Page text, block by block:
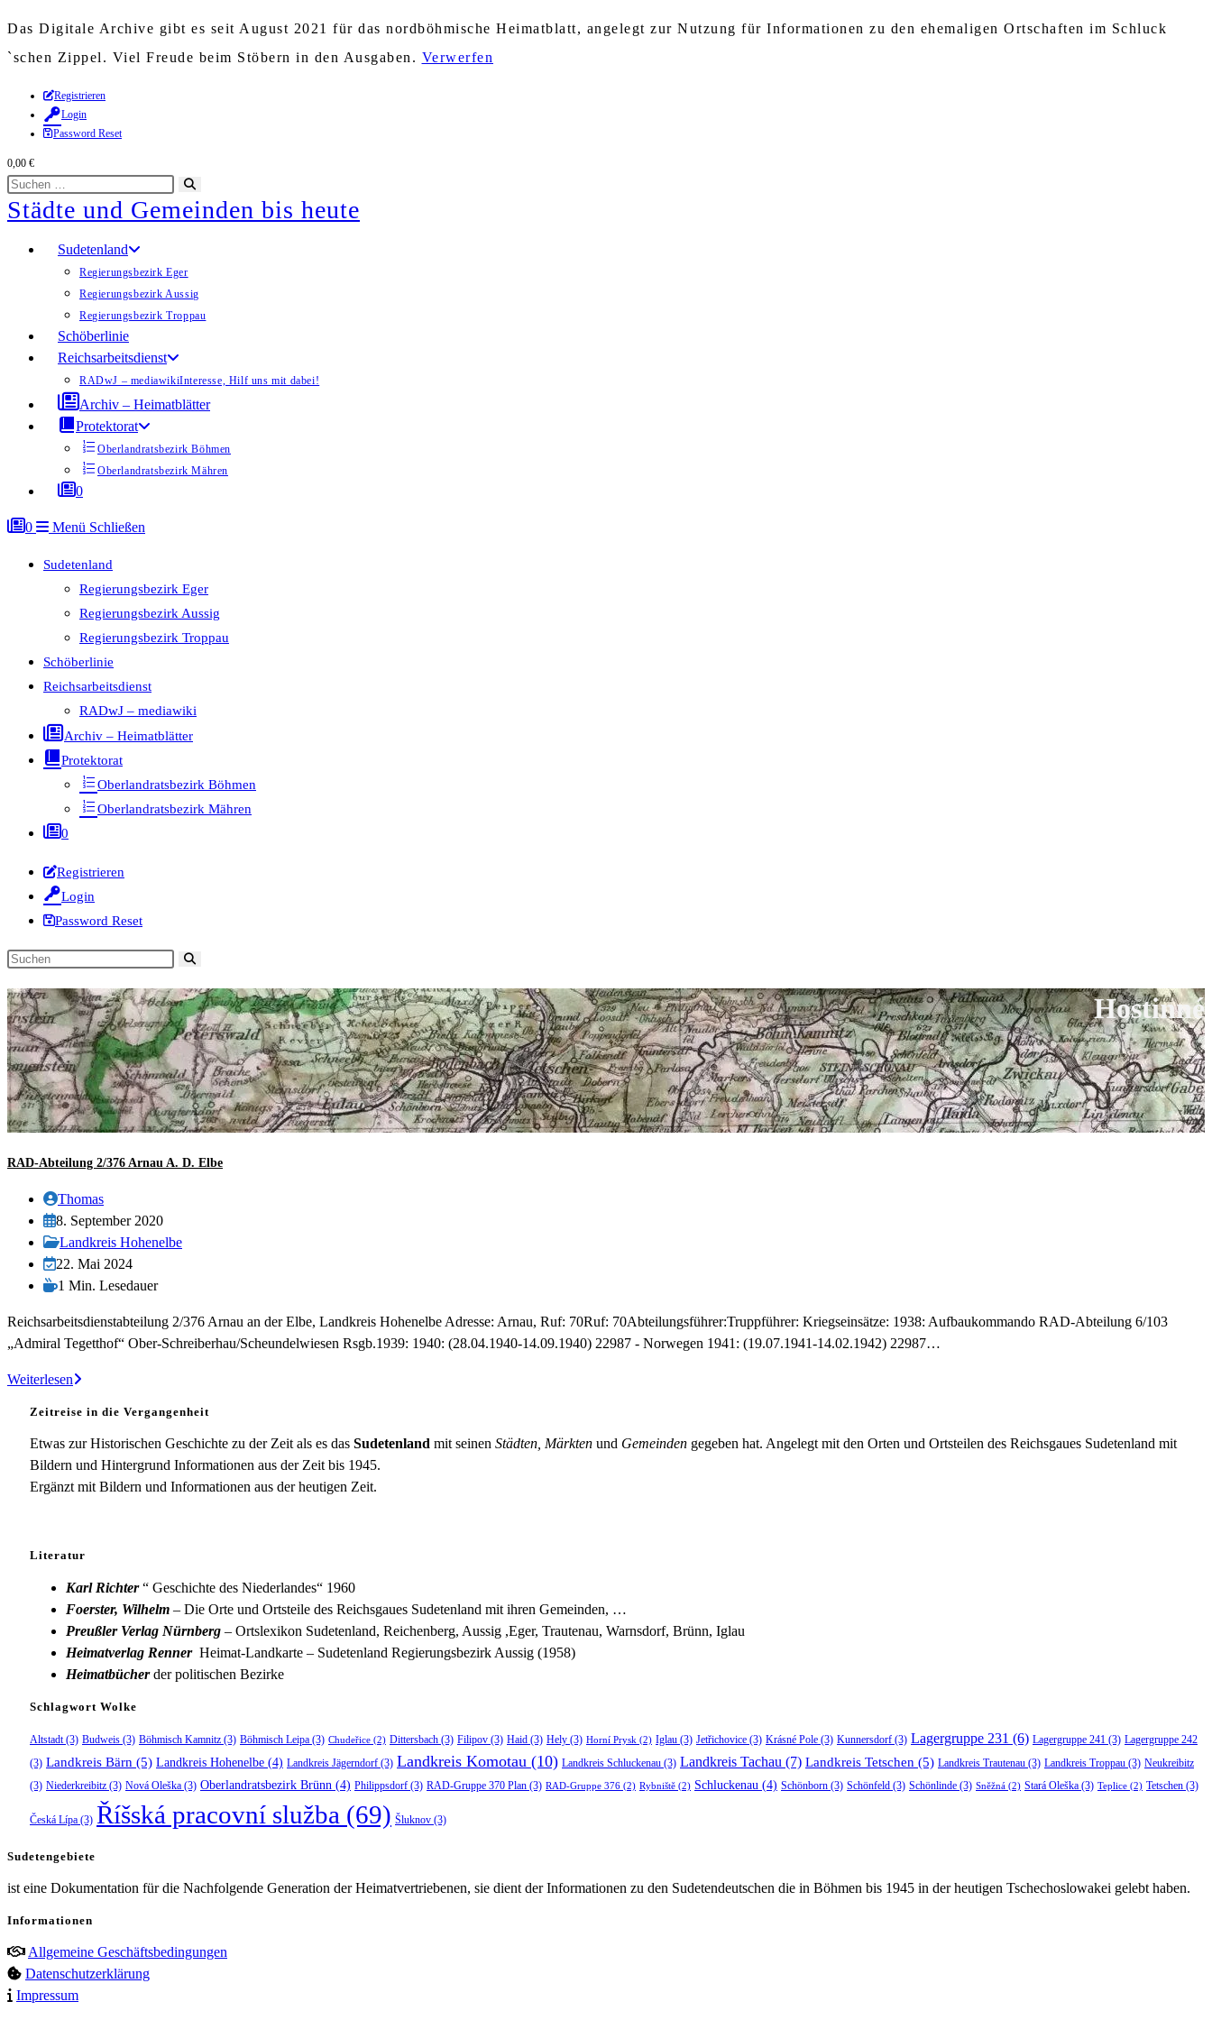
Das Digitale Archive gibt es seit August 2021 für das nordböhmische Heimatblatt, angelegt zur Nutzung für Informationen zu den ehemaligen Ortschaften im Schluck
`schen Zippel. Viel Freude beim Stöbern in den Ausgaben. Verwerfen
Zum
Inhalt
springen
Registrieren
Login
Password Reset
0,00 €
Diese
Website
durchsuchen
starten
Städte und Gemeinden bis heute
Sudetenland
Regierungsbezirk Eger
Regierungsbezirk Aussig
Regierungsbezirk Troppau
Schöberlinie
Reichsarbeitsdienst
RADwJ – mediawikiInteresse, Hilf uns mit dabei!
Archiv – Heimatblätter
Protektorat
Oberlandratsbezirk Böhmen
Oberlandratsbezirk Mähren
0
0 Menü Schließen
Sudetenland
Regierungsbezirk Eger
Regierungsbezirk Aussig
Regierungsbezirk Troppau
Schöberlinie
Reichsarbeitsdienst
RADwJ – mediawiki
Archiv – Heimatblätter
Protektorat
Oberlandratsbezirk Böhmen
Oberlandratsbezirk Mähren
0
Registrieren
Login
Password Reset
Diese
durchsuchen
Hostinné
RAD-Abteilung 2/376 Arnau A. D. Elbe
Beitrags-
Autor:
Thomas
Beitrag
veröffentlicht:
8. September 2020
Beitrags-
Kategorie:
Landkreis Hohenelbe
Beitrag
zuletzt
am:
22. Mai 2024
Lesedauer:
1 Min. Lesedauer
Reichsarbeitsdienstabteilung 2/376 Arnau an der Elbe, Landkreis Hohenelbe Adresse: Arnau, Ruf: 70Ruf: 70Abteilungsführer:Truppführer: Kriegseinsätze: 1938: Aufbaukommando RAD-Abteilung 6/103
„Admiral Tegetthof“ Ober-Schreiberhau/Scheundelwiesen Rsgb.1939: 1940: (28.04.1940-14.09.1940) 22987 - Norwegen 1941: (19.07.1941-14.02.1942) 22987…
WeiterlesenRAD-
Arnau
a.
d.
Zeitreise in die Vergangenheit
Etwas zur Historischen Geschichte zu der Zeit als es das Sudetenland mit seinen Städten, Märkten und Gemeinden gegeben hat. Angelegt mit den Orten und Ortsteilen des Reichsgaues Sudetenland mit
Bildern und Hintergrund Informationen aus der Zeit bis 1945.
Ergänzt mit Bildern und Informationen aus der heutigen Zeit.
Literatur
Karl Richter“ Geschichte des Niederlandes“ 1960
Foerster, Wilhelm – Die Orte und Ortsteile des Reichsgaues Sudetenland mit ihren Gemeinden, …
Preußler Verlag Nürnberg – Ortslexikon Sudetenland, Reichenberg, Aussig ,Eger, Trautenau, Warnsdorf, Brünn, Iglau
Heimatverlag Renner Heimat-Landkarte – Sudetenland Regierungsbezirk Aussig (1958)
Heimatbücherder politischen Bezirke
Schlagwort Wolke
Altstadt(3) Budweis (3) Böhmisch Kamnitz (3) Böhmisch Leipa (3) Chudeřice (2) Dittersbach (3) Filipov (3) Haid (3) Hely (3) Horní Prysk (2) Iglau (3) Jetřichovice (3) Krásné Pole (3) Kunnersdorf (3) Lagergruppe 231 (6) Lagergruppe 241 (3) Lagergruppe 242
(3) Landkreis Bärn (5) Landkreis Hohenelbe (4) Landkreis Jägerndorf (3) Landkreis Komotau (10) Landkreis Schluckenau (3) Landkreis Tachau (7) Landkreis Tetschen (5) Landkreis Trautenau (3) Landkreis Troppau (3) Neukreibitz
(3) Niederkreibitz (3) Nová Oleška (3) Oberlandratsbezirk Brünn (4) Philippsdorf (3) RAD-Gruppe 370 Plan (3) RAD-Gruppe 376 (2) Rybniště (2) Schluckenau (4) Schönborn (3) Schönfeld (3) Schönlinde (3) Sněžná (2) Stará Oleška (3) Teplice (2) Tetschen (3)
Česká Lípa (3) Říšská pracovní služba (69) Šluknov (3)
Sudetengebiete
ist eine Dokumentation für die Nachfolgende Generation der Heimatvertriebenen, sie dient der Informationen zu den Sudetendeutschen die in Böhmen bis 1945 in der heutigen Tschechoslowakei gelebt haben.
Informationen
Allgemeine Geschäftsbedingungen
Datenschutzerklärung
Impressum